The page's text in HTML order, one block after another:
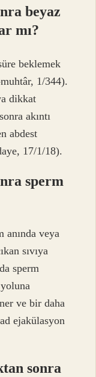
beyaz
mı?
beklemek
1/344).
dikkat
akıntı
abdest
17/1/18).
sperm
anında veya
sıvıya
sperm
ve bir daha
ejakülasyon
sonra